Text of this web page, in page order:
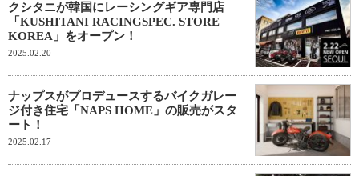
クシタニが韓国にレーシングギア専門店
「KUSHITANI RACINGSPEC. STORE
KOREA」をオープン！
2025.02.20
ナップスがプロデュースするバイクガレー
ジ付き住宅「NAPS HOME」の販売がスタ
ート！
2025.02.17